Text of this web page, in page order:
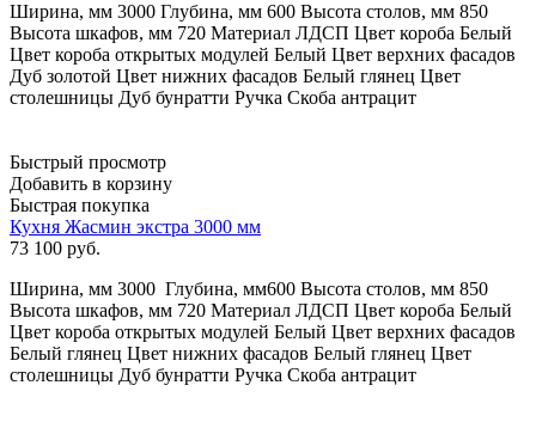
Ширина, мм 3000 Глубина, мм 600 Высота столов, мм 850
Высота шкафов, мм 720 Материал ЛДСП Цвет короба Белый
Цвет короба открытых модулей Белый Цвет верхних фасадов
Дуб золотой Цвет нижних фасадов Белый глянец Цвет
столешницы Дуб бунратти Ручка Скоба антрацит
Быстрый просмотр
Добавить в корзину
Быстрая покупка
Кухня Жасмин экстра 3000 мм
73 100 руб.
Ширина, мм 3000 Глубина, мм600 Высота столов, мм 850
Высота шкафов, мм 720 Материал ЛДСП Цвет короба Белый
Цвет короба открытых модулей Белый Цвет верхних фасадов
Белый глянец Цвет нижних фасадов Белый глянец Цвет
столешницы Дуб бунратти Ручка Скоба антрацит